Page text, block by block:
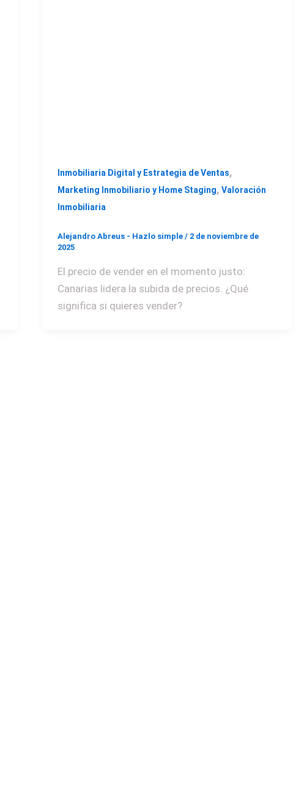
Inmobiliaria Digital y Estrategia de Ventas,
Marketing Inmobiliario y Home Staging,Valoración
Inmobiliaria
Alejandro Abreus - Hazlo simple/ 2 de noviembre de
2025
El precio de vender en el momento justo:
Canarias lidera la subida de precios. ¿Qué
significa si quieres vender?